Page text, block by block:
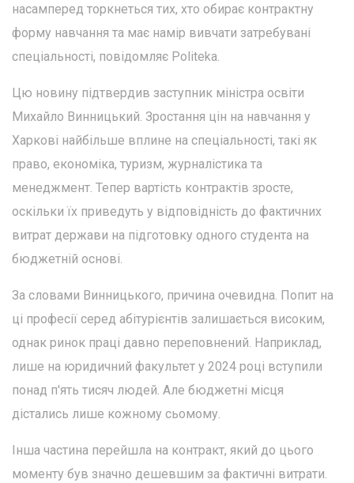
насамперед торкнеться тих, хто обирає контрактну
форму навчання та має намір вивчати затребувані
спеціальності, повідомляє Politeka.
Цю новину підтвердив заступник міністра освіти
Михайло Винницький. Зростання цін на навчання у
Харкові найбільше вплине на спеціальності, такі як
право, економіка, туризм, журналістика та
менеджмент. Тепер вартість контрактів зросте,
оскільки їх приведуть у відповідність до фактичних
витрат держави на підготовку одного студента на
бюджетній основі.
За словами Винницького, причина очевидна. Попит на
ці професії серед абітурієнтів залишається високим,
однак ринок праці давно переповнений. Наприклад,
лише на юридичний факультет у 2024 році вступили
понад п'ять тисяч людей. Але бюджетні місця
дістались лише кожному сьомому.
Інша частина перейшла на контракт, який до цього
моменту був значно дешевшим за фактичні витрати.